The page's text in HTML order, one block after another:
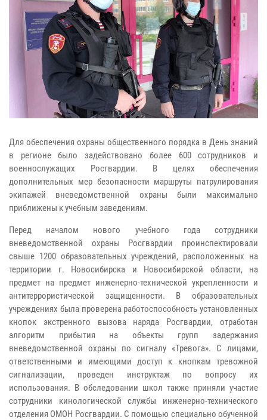
Для обеспечения охраны общественного порядка в День знаний
в регионе было задействовано более 600 сотрудников и
военнослужащих Росгвардии. В целях обеспечения
дополнительных мер безопасности маршруты патрулирования
экипажей вневедомственной охраны были максимально
приближены к учебным заведениям.
Перед началом нового учебного года сотрудники
вневедомственной охраны Росгвардии проинспектировали
свыше 1200 образовательных учреждений, расположенных на
территории г. Новосибирска и Новосибирской области, на
предмет на предмет инженерно-технической укрепленности и
антитеррористической защищенности. В образовательных
учреждениях была проверена работоспособность установленных
кнопок экстренного вызова наряда Росгвардии, отработан
алгоритм прибытия на объекты групп задержания
вневедомственной охраны по сигналу «Тревога». С лицами,
ответственными и имеющими доступ к кнопкам тревожной
сигнализации, проведен инструктаж по вопросу их
использования. В обследовании школ также приняли участие
сотрудники кинологической службы инженерно-технического
отделения ОМОН Росгвардии. С помощью специально обученной